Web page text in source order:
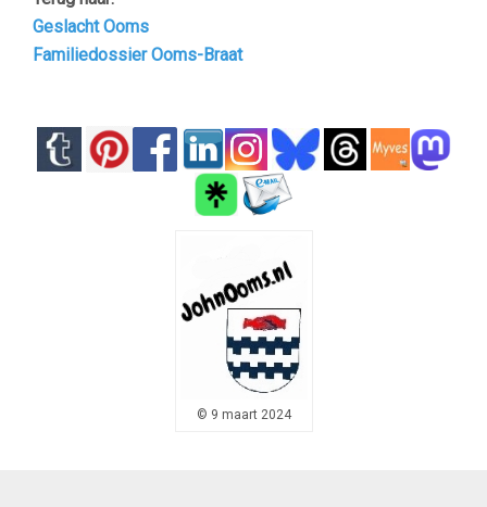
Geslacht Ooms
Familiedossier Ooms-Braat
© 9 maart 2024